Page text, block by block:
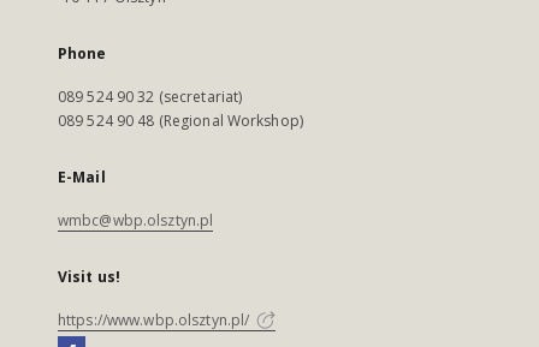
Phone
089 524 90 32 (secretariat)
089 524 90 48 (Regional Workshop)
E-Mail
wmbc@wbp.olsztyn.pl
Visit us!
https://www.wbp.olsztyn.pl/